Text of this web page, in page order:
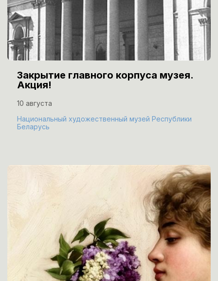
Закрытие главного корпуса музея.
Акция!
10 августа
Национальный художественный музей Республики
Беларусь